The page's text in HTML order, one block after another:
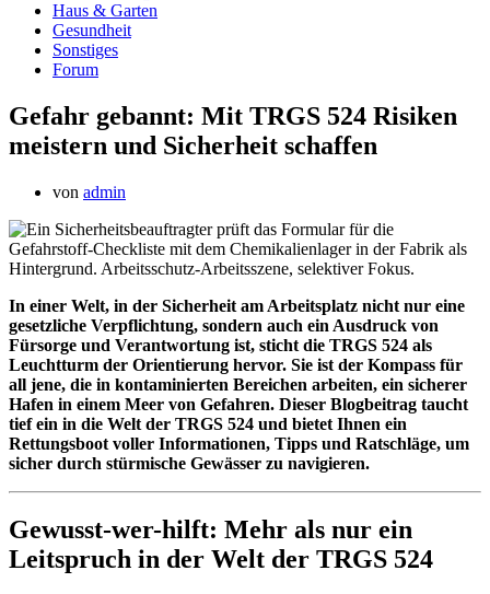
Haus & Garten
Gesundheit
Sonstiges
Forum
Gefahr gebannt: Mit TRGS 524 Risiken
meistern und Sicherheit schaffen
von admin
In einer Welt, in der Sicherheit am Arbeitsplatz nicht nur eine
gesetzliche Verpflichtung, sondern auch ein Ausdruck von
Fürsorge und Verantwortung ist, sticht die TRGS 524 als
Leuchtturm der Orientierung hervor. Sie ist der Kompass für
all jene, die in kontaminierten Bereichen arbeiten, ein sicherer
Hafen in einem Meer von Gefahren. Dieser Blogbeitrag taucht
tief ein in die Welt der TRGS 524 und bietet Ihnen ein
Rettungsboot voller Informationen, Tipps und Ratschläge, um
sicher durch stürmische Gewässer zu navigieren.
Gewusst-wer-hilft: Mehr als nur ein
Leitspruch in der Welt der TRGS 524